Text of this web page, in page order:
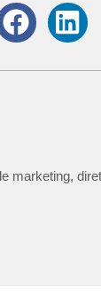
marketing,